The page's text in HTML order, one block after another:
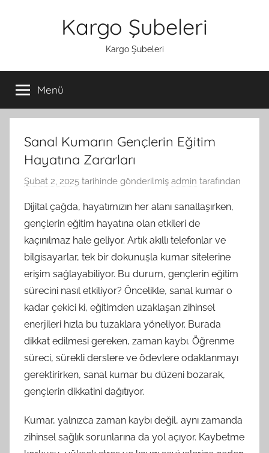
Kargo Şubeleri
Kargo Şubeleri
Menü
Sanal Kumarın Gençlerin Eğitim
Hayatına Zararları
Şubat 2, 2025 tarihinde gönderilmiş admin tarafından
Dijital çağda, hayatımızın her alanı sanallaşırken,
gençlerin eğitim hayatına olan etkileri de
kaçınılmaz hale geliyor. Artık akıllı telefonlar ve
bilgisayarlar, tek bir dokunuşla kumar sitelerine
erişim sağlayabiliyor. Bu durum, gençlerin eğitim
sürecini nasıl etkiliyor? Öncelikle, sanal kumar o
kadar çekici ki, eğitimden uzaklaşan zihinsel
enerjileri hızla bu tuzaklara yöneliyor. Burada
dikkat edilmesi gereken, zaman kaybı. Öğrenme
süreci, sürekli derslere ve ödevlere odaklanmayı
gerektirirken, sanal kumar bu düzeni bozarak,
gençlerin dikkatini dağıtıyor.
Kumar, yalnızca zaman kaybı değil, aynı zamanda
zihinsel sağlık sorunlarına da yol açıyor. Kaybetme